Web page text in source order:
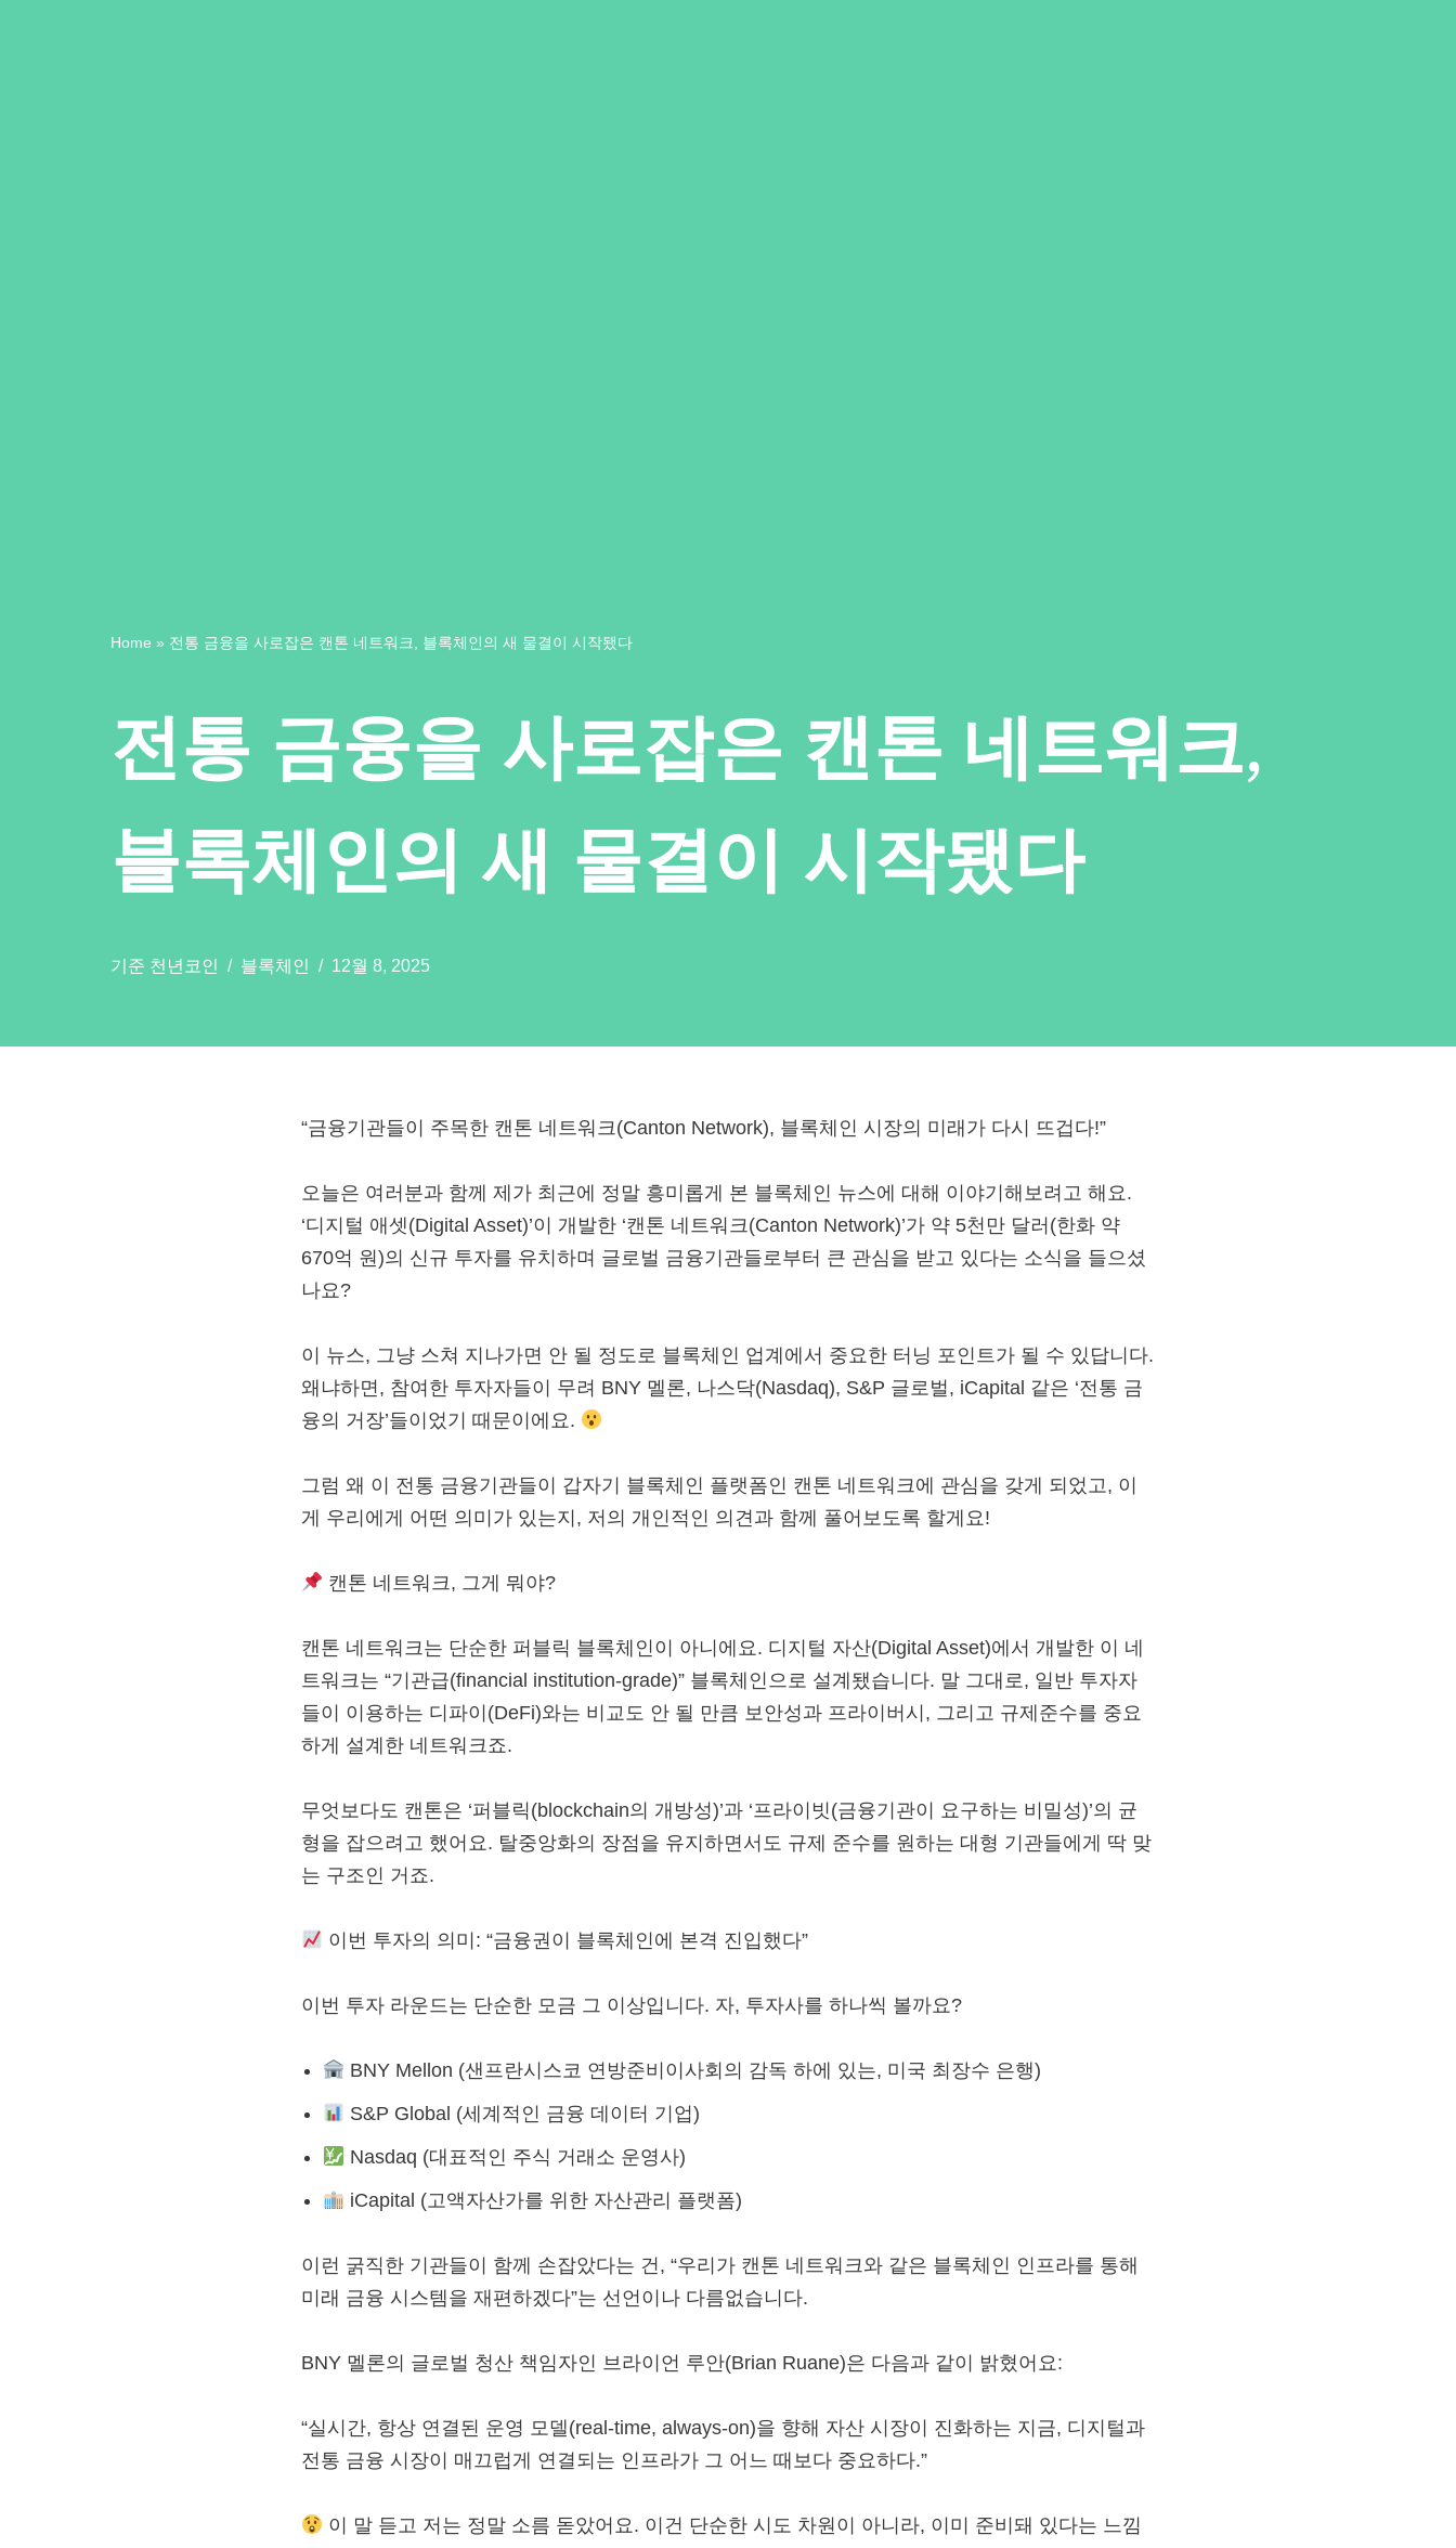
Home » 전통 금융을 사로잡은 캔톤 네트워크, 블록체인의 새 물결이 시작됐다
전통 금융을 사로잡은 캔톤 네트워크,
블록체인의 새 물결이 시작됐다
기준 천년코인 블록체인 12월 8, 2025
“금융기관들이 주목한 캔톤 네트워크(Canton Network), 블록체인 시장의 미래가 다시 뜨겁다!”
오늘은 여러분과 함께 제가 최근에 정말 흥미롭게 본 블록체인 뉴스에 대해 이야기해보려고 해요.
‘디지털 애셋(Digital Asset)’이 개발한 ‘캔톤 네트워크(Canton Network)’가 약 5천만 달러(한화 약
670억 원)의 신규 투자를 유치하며 글로벌 금융기관들로부터 큰 관심을 받고 있다는 소식을 들으셨
나요?
이 뉴스, 그냥 스쳐 지나가면 안 될 정도로 블록체인 업계에서 중요한 터닝 포인트가 될 수 있답니다.
왜냐하면, 참여한 투자자들이 무려 BNY 멜론, 나스닥(Nasdaq), S&P 글로벌, iCapital 같은 ‘전통 금
융의 거장’들이었기 때문이에요.
그럼 왜 이 전통 금융기관들이 갑자기 블록체인 플랫폼인 캔톤 네트워크에 관심을 갖게 되었고, 이
게 우리에게 어떤 의미가 있는지, 저의 개인적인 의견과 함께 풀어보도록 할게요!
캔톤 네트워크, 그게 뭐야?
캔톤 네트워크는 단순한 퍼블릭 블록체인이 아니에요. 디지털 자산(Digital Asset)에서 개발한 이 네
트워크는 “기관급(financial institution-grade)” 블록체인으로 설계됐습니다. 말 그대로, 일반 투자자
들이 이용하는 디파이(DeFi)와는 비교도 안 될 만큼 보안성과 프라이버시, 그리고 규제준수를 중요
하게 설계한 네트워크죠.
무엇보다도 캔톤은 ‘퍼블릭(blockchain의 개방성)’과 ‘프라이빗(금융기관이 요구하는 비밀성)’의 균
형을 잡으려고 했어요. 탈중앙화의 장점을 유지하면서도 규제 준수를 원하는 대형 기관들에게 딱 맞
는 구조인 거죠.
이번 투자의 의미: “금융권이 블록체인에 본격 진입했다”
이번 투자 라운드는 단순한 모금 그 이상입니다. 자, 투자사를 하나씩 볼까요?
BNY Mell​on (샌프란시스코 연방준비이사회의 감독 하에 있는, 미국 최장수 은행)
S&P Global (세계적인 금융 데이터 기업)
Nasdaq (대표적인 주식 거래소 운영사)
iCapital (고액자산가를 위한 자산관리 플랫폼)
이런 굵직한 기관들이 함께 손잡았다는 건, “우리가 캔톤 네트워크와 같은 블록체인 인프라를 통해
미래 금융 시스템을 재편하겠다”는 선언이나 다름없습니다.
BNY 멜론의 글로벌 청산 책임자인 브라이언 루안(Brian Ruane)은 다음과 같이 밝혔어요:
“실시간, 항상 연결된 운영 모델(real-time, always-on)을 향해 자산 시장이 진화하는 지금, 디지털과
전통 금융 시장이 매끄럽게 연결되는 인프라가 그 어느 때보다 중요하다.”
이 말 듣고 저는 정말 소름 돋았어요. 이건 단순한 시도 차원이 아니라, 이미 준비돼 있다는 느낌